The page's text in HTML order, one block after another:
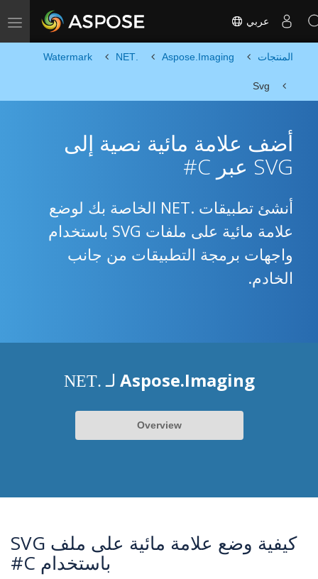
Toggle navigation عربي
المنتجات Aspose.Imaging
Watermark
Svg
أضف علامة مائية نصية إلى
SVG عبر C#
أنشئ تطبيقات .NET الخاصة بك لوضع
علامة مائية على ملفات SVG باستخدام
واجهات برمجة التطبيقات من جانب
الخادم.
Aspose.Imaging لـ .NET
Overview
كيفية وضع علامة مائية على ملف SVG
باستخدام C#